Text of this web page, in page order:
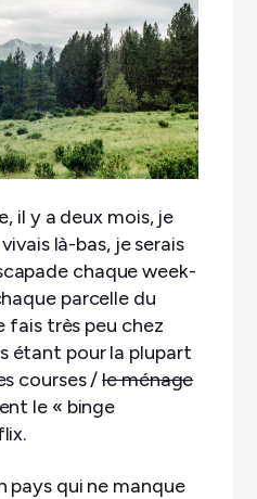
il y a deux mois, je
là-bas, je serais
chaque week-
parcelle du
fais très peu chez
étant pour la plupart
courses /le ménage
le « binge
pays qui ne manque